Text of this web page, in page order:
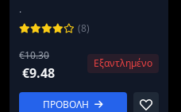
30 tablets
.
(8)
€10.30
€9.48
Εξαντλημένο
ΠΡΟΒΟΛΗ